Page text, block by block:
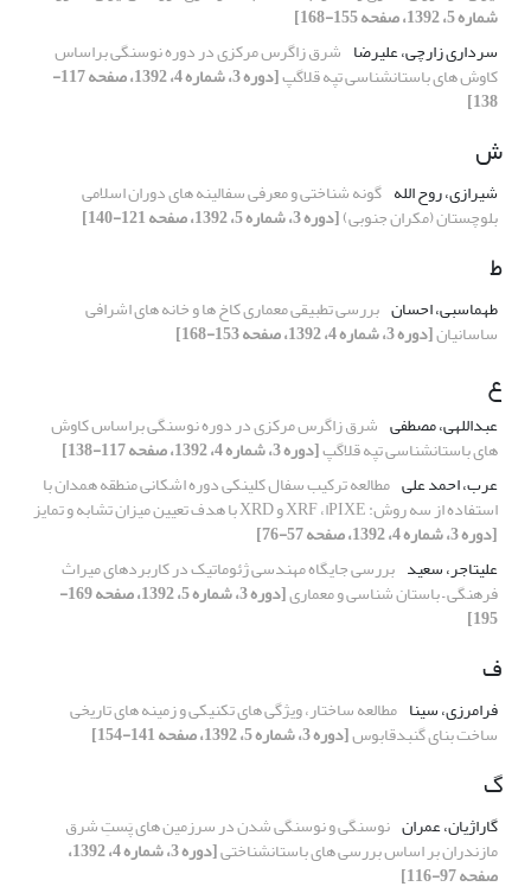
شماره 5، 1392، صفحه 155-168]
سرداری زارچی، علیرضا شرق زاگرس مرکزی در دوره نوسنگی براساس
کاوش های باستانشناسی تپه قلاگپ [دوره 3، شماره 4، 1392، صفحه 117-
138]
ش
شیرازی، روح الله گونه شناختی و معرفی سفالینه های دوران اسلامی
بلوچستان (مکران جنوبی)[دوره 3، شماره 5، 1392، صفحه 121-140]
ط
طهماسبی، احسان بررسی تطبیقی معماری کاخ ها و خانه های اشرافی
ساسانیان[دوره 3، شماره 4، 1392، صفحه 153-168]
ع
عبداللهی، مصطفی شرق زاگرس مرکزی در دوره نوسنگی براساس کاوش
های باستانشناسی تپه قلاگپ[دوره 3، شماره 4، 1392، صفحه 117-138]
عرب، احمد علی مطالعه ترکیب سفال کلینکی دوره اشکانی منطقه همدان با
استفاده از سه روش: PIXEا، XRF و XRD با هدف تعیین میزان تشابه و تمایز
[دوره 3، شماره 4، 1392، صفحه 57-76]
علیتاجر، سعید بررسی جایگاه مهندسی ژئوماتیک در کاربردهای میراث
فرهنگی – باستان شناسی و معماری [دوره 3، شماره 5، 1392، صفحه 169-
195]
ف
فرامرزی، سینا مطالعه ساختار، ویژگی های تکنیکی و زمینه های تاریخی
ساخت بنای گنبدقابوس[دوره 3، شماره 5، 1392، صفحه 141-154]
گ
گاراژیان، عمران نوسنگی و نوسنگی شدن در سرزمین های پَستِ شرق
مازندران بر اساس بررسی های باستانشناختی [دوره 3، شماره 4، 1392،
صفحه 97-116]